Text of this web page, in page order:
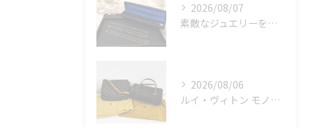
2026/08/07
素敵なジュエリーをたくさんお買取りさせていただきました✨
2026/08/06
ルイ・ヴィトン モノグラムバッグ2点をお買取させていただきました✨